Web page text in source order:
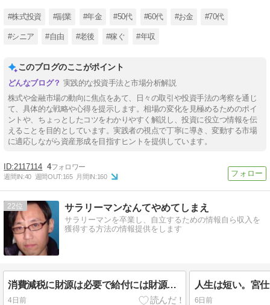
#株式投資 #副業 #年金 #50代 #60代 #お金 #70代
#シニア #自由 #老後 #稼ぐ #年収
このブログのここがポイント
実践的な投資手法と市場分析解説
株式や金融市場の動向に焦点をあて、日々の取引や投資手法の考察を通じ
て、具体的な戦略や心得を提示します。相場の変化を見極めるためのポイ
ントや、ちょっとしたコツをわかりやすく解説し、投資に役立つ情報を伝
えることを目的としています。実践者の視点で丁寧に導き、変動する市場
に適応しながら資産形成を目指すヒントを提供しています。
2117114 4
週間IN:40 週間OUT:165 月間IN:160
22 サラリーマンなんてやめてしまえ
サラリーマンを卒業し、自立するための情報自ら収入を
獲得する方法の情報提供をします
消費減税に財源は必要で給付には財源は必要ではない？そんなアホな
4日前
人生は短い。宮
6日前